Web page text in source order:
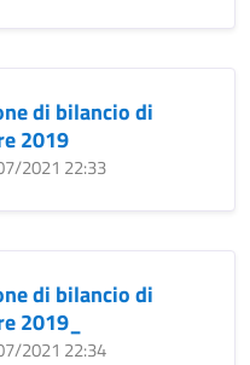
di bilancio di
2019
2021 22:33
di bilancio di
2019_
2021 22:34